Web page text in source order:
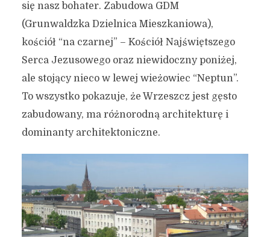
się nasz bohater. Zabudowa GDM
(Grunwaldzka Dzielnica Mieszkaniowa),
kościół “na czarnej” – Kościół Najświętszego
Serca Jezusowego oraz niewidoczny poniżej,
ale stojący nieco w lewej wieżowiec “Neptun”.
To wszystko pokazuje, że Wrzeszcz jest gęsto
zabudowany, ma różnorodną architekturę i
dominanty architektoniczne.